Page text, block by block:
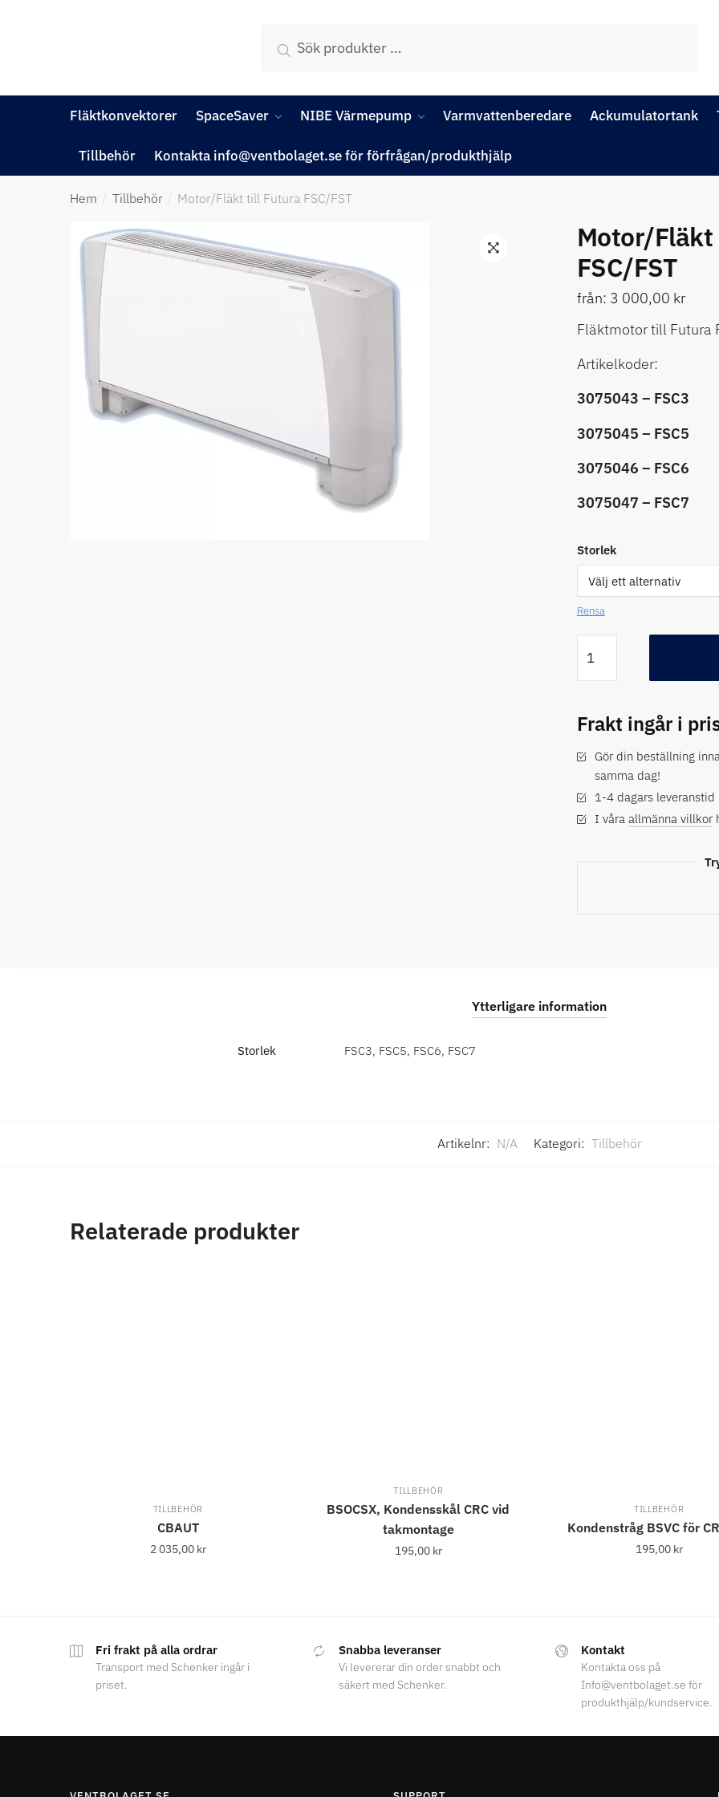
Sök
Fläktkonvektorer SpaceSaver NIBE Värmepump Varmvattenberedare Ackumulatortank
Tillbehör Kontakta info@ventbolaget.se för förfrågan/produkthjälp
Hem / Tillbehör / Motor/Fläkt till Futura FSC/FST
Motor/
FSC/FST
från: 3 000,00 kr
Fläktmotor till Futura
Artikelkoder:
3075043 – FSC3
3075045 – FSC5
3075046 – FSC6
3075047 – FSC7
Storlek
Rensa
Frakt ingår i
Gör din beställning
samma dag!
1-4 dagars leveranstid
I våra allmänna villkor
Ytterligare information
Storlek FSC3, FSC5, FSC6, FSC7
Artikelnr: N/A Kategori: Tillbehör
Relaterade produkter
TILLBEHÖR
CBAUT
2 035,00 kr
TILLBEHÖR
BSOCSX, Kondensskål CRC vid
takmontage
195,00 kr
TILLBEHÖR
Kondenstråg BSVC för
195,00 kr
Fri frakt på alla ordrar
Transport med Schenker ingår i
priset.
Snabba leveranser
Vi levererar din order snabbt och
säkert med Schenker.
Kontakt
Kontakta oss på
Info@ventbolaget.se för
produkthjälp/kundservice.